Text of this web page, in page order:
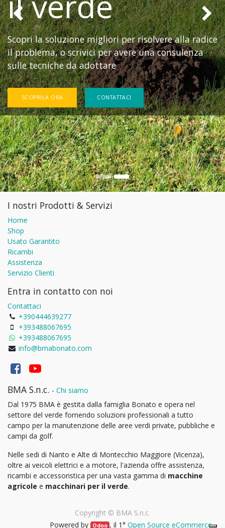
Scopri la soluzione migliori per risolvere alla radice
il problema, o scrivici per avere una consulenza
sulle tecniche da adottare
SCOPRILA ORA CONTATTACI
Precedente
I nostri Prodotti & Servizi
Home
Shop
Usato Garantito
Ricambi
Assistenza
Servizio Clienti
Entra in contatto con noi
Contattaci
+390444639277
+393488067695
+393488067695
info@bmabonato.com
BMA S.n.c. - Chi siamo
Dal 1975 BMA è gestita dalla famiglia Bonato e opera nel
settore del verde fornendo soluzioni professionali a tutto
campo per la manutenzione delle aree verdi private, pubbliche e
campi da golf.
Nelle sedi di Nanto e Alte di Montecchio Maggiore (Vicenza),
oltre ai veicoli elettrici e a motore, l'azienda offre assistenza,
ricambi e accessoristica per una vasta gamma di macchine
agricole e macchinari per il verde.
Copyright © BMA S.n.c.
Powered by
Odoo , il 1° Open Source eCommerce.